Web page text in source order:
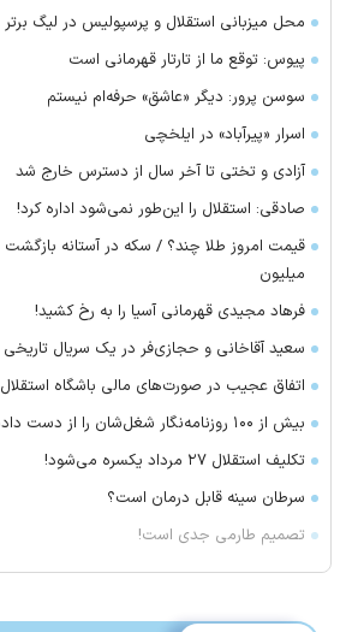
محل میزبانی استقلال و پرسپولیس در لیگ برتر
پیوس: توقع ما از تارتار قهرمانی است
سوسن پرور: دیگر «عاشق» حرفه‌ام نیستم
اسرار «پیرآباد» در ایلخچی
آزادی و تختی تا آخر سال از دسترس خارج شد
صادقی: استقلال را این‌طور نمی‌شود اداره کرد!
میلیون
فرهاد مجیدی قهرمانی آسیا را به رخ کشید!
سعید آقاخانی و حجازی‌فر در یک سریال تاریخی
اتفاق عجیب در صورت‌های مالی باشگاه استقلال
بیش از ۱۰۰ روزنامه‌نگار شغل‌شان را از دست داده‌اند
تکلیف استقلال ۲۷ مرداد یکسره می‌شود!
سرطان سینه قابل درمان است؟
تصمیم طارمی جدی است!